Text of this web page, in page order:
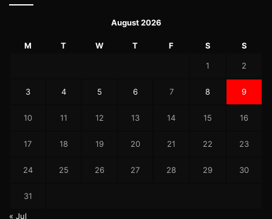
August 2026
M T W T F S S
1 2
3 4 5 6 7 8 9
10 11 12 13 14 15 16
17 18 19 20 21 22 23
24 25 26 27 28 29 30
31
« Jul